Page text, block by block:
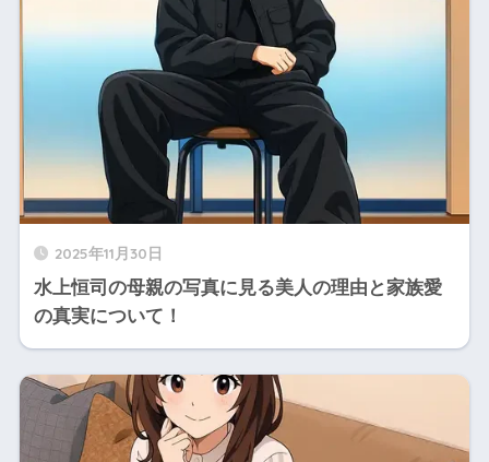
2025年11月30日
水上恒司の母親の写真に見る美人の理由と家族愛
の真実について！